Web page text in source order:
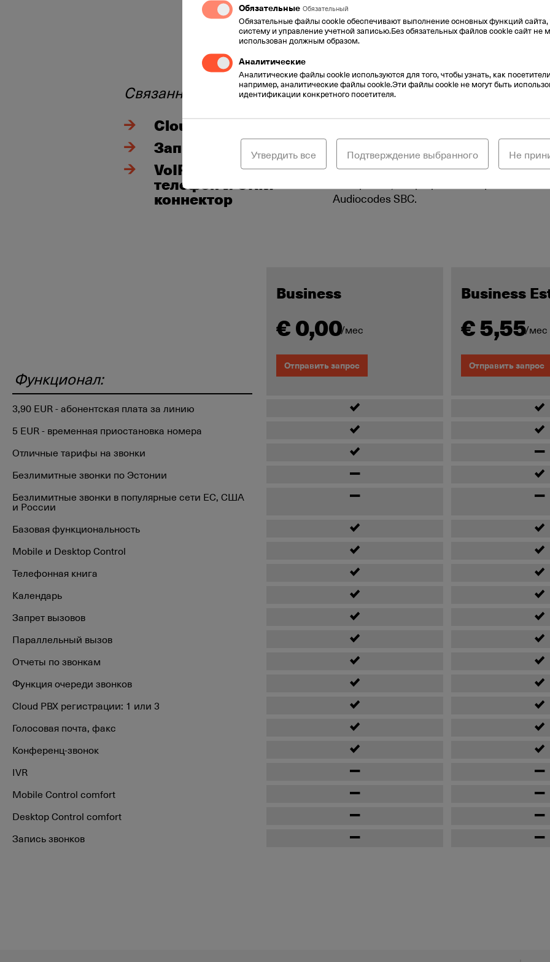
Связанные услуги:
Cloud IVR
Запись звонков
VoIP Бизнес
телефон и CRM
коннектор
ЗАПИСЬ ЗВОНКОВ
Записывайте и анализируйте звонки
обслуживания клиентов на
сотрудников. Записи также можно
спорных ситуаций в качестве
Серверы с данными находятся в
который обеспечивает безопасность и
Telecom как поставщик услуг полностью
VoIP Äritelefon. CSC Telecom предлагает
телефонии, защищенное пограничным
Audiocodes SBC.
Функционал:
3,90 EUR - абонентская плата за линию
5 EUR - временная приостановка номера
Отличные тарифы на звонки
Безлимитные звонки по Эстонии
Безлимитные звонки в популярные сети EC, США
и России
Базовая функциональность
Mobile и Desktop Control
Телефонная книга
Календарь
Запрет вызовов
Параллельный вызов
Отчеты по звонкам
Функция очереди звонков
Cloud PBX регистрации: 1 или 3
Голосовая почта, факс
Конференц-звонок
IVR
Mobile Control comfort
Desktop Control comfort
Запись звонков
Business
€ 0,00/мес
Отправить запрос
Business
€ 5,55/мес
Отправить запрос
Обязательные Обязательный
Обязательные файлы cookie обеспечивают выполнение основных функций сайта,
систему и управление учетной записью.Без обязательных файлов cookie сайт не
использован должным образом.
Аналитические
Аналитические файлы cookie используются для того, чтобы узнать, как
например, аналитические файлы cookie.Эти файлы cookie не могут быть
идентификации конкретного посетителя.
Не
Подтверждение выбранного
Утвердить все